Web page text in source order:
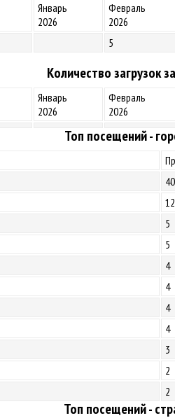
Январь
2026
Февраль
2026
5
Количество загрузок
Январь
2026
Февраль
2026
Топ посещений -
40
12
5
5
4
4
4
4
3
2
2
Топ посещений -